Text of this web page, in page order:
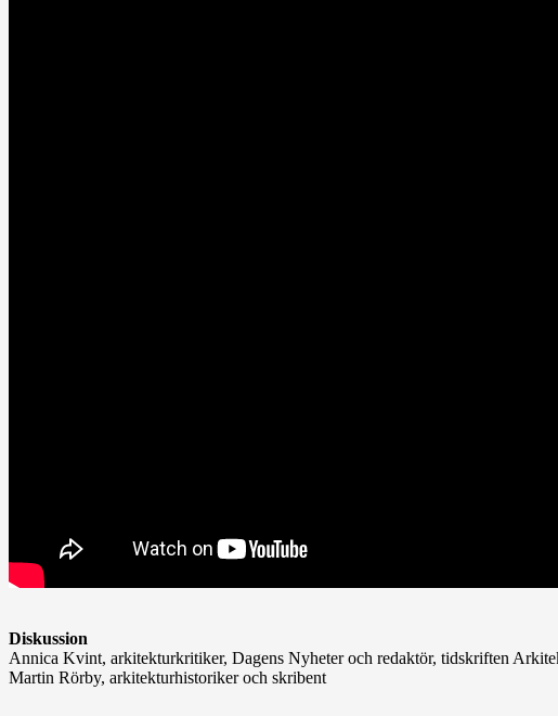
Diskussion
Annica Kvint, arkitekturkritiker, Dagens Nyheter och redaktör, tidskriften
Martin Rörby, arkitekturhistoriker och skribent